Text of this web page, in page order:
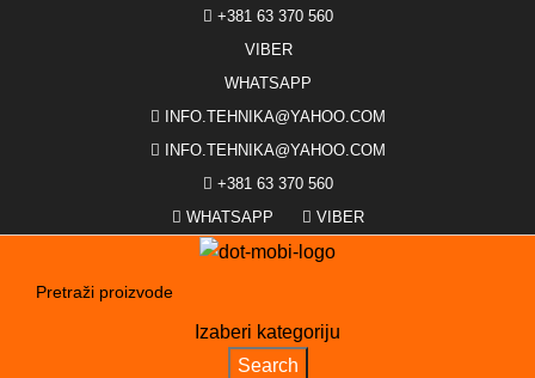
+381 63 370 560
VIBER
WHATSAPP
INFO.TEHNIKA@YAHOO.COM
INFO.TEHNIKA@YAHOO.COM
+381 63 370 560
WHATSAPP
VIBER
Izaberi kategoriju
Search